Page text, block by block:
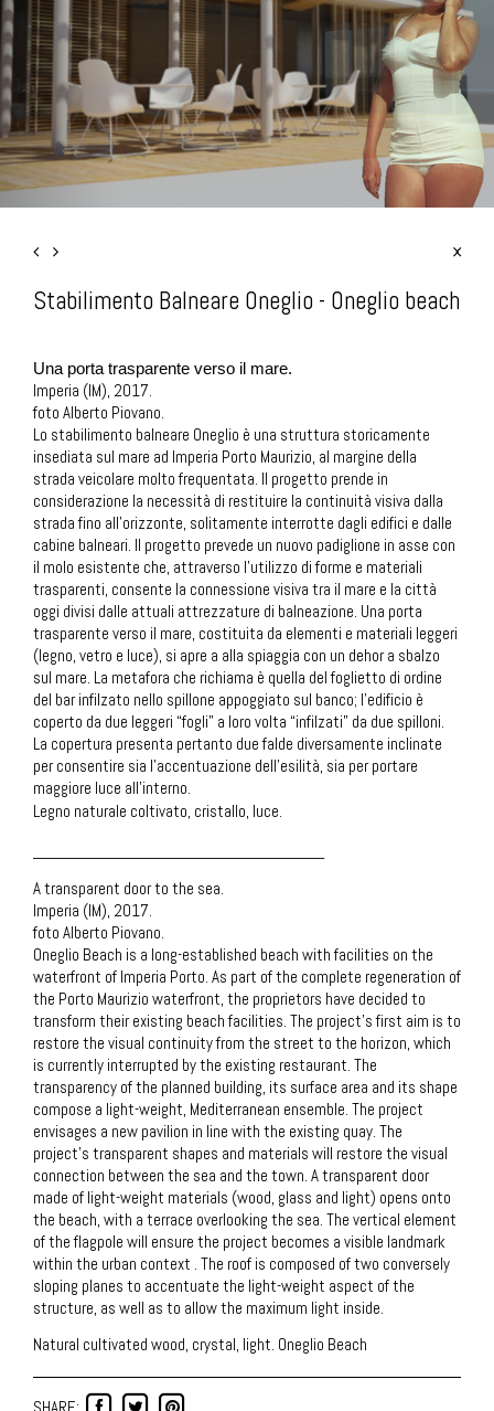
Stabilimento Balneare Oneglio - Oneglio beach
Una porta trasparente verso il mare.
Imperia (IM), 2017.
foto Alberto Piovano.
Lo stabilimento balneare Oneglio è una struttura storicamente
insediata sul mare ad Imperia Porto Maurizio, al margine della
strada veicolare molto frequentata. Il progetto prende in
considerazione la necessità di restituire la continuità visiva dalla
strada fino all’orizzonte, solitamente interrotte dagli edifici e dalle
cabine balneari. Il progetto prevede un nuovo padiglione in asse con
il molo esistente che, attraverso l’utilizzo di forme e materiali
trasparenti, consente la connessione visiva tra il mare e la città
oggi divisi dalle attuali attrezzature di balneazione. Una porta
trasparente verso il mare, costituita da elementi e materiali leggeri
(legno, vetro e luce), si apre a alla spiaggia con un dehor a sbalzo
sul mare. La metafora che richiama è quella del foglietto di ordine
del bar infilzato nello spillone appoggiato sul banco; l’edificio è
coperto da due leggeri “fogli” a loro volta “infilzati” da due spilloni.
La copertura presenta pertanto due falde diversamente inclinate
per consentire sia l’accentuazione dell’esilità, sia per portare
maggiore luce all’interno.
Legno naturale coltivato, cristallo, luce.
A transparent door to the sea.
Imperia (IM), 2017.
foto Alberto Piovano.
Oneglio Beach is a long-established beach with facilities on the
waterfront of Imperia Porto. As part of the complete regeneration of
the Porto Maurizio waterfront, the proprietors have decided to
transform their existing beach facilities. The project’s first aim is to
restore the visual continuity from the street to the horizon, which
is currently interrupted by the existing restaurant. The
transparency of the planned building, its surface area and its shape
compose a light-weight, Mediterranean ensemble. The project
envisages a new pavilion in line with the existing quay. The
project’s transparent shapes and materials will restore the visual
connection between the sea and the town. A transparent door
made of light-weight materials (wood, glass and light) opens onto
the beach, with a terrace overlooking the sea. The vertical element
of the flagpole will ensure the project becomes a visible landmark
within the urban context . The roof is composed of two conversely
sloping planes to accentuate the light-weight aspect of the
structure, as well as to allow the maximum light inside.
Natural cultivated wood, crystal, light. Oneglio Beach
SHARE: